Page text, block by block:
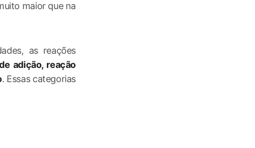
maior que na
as reações
adição, reação
. Essas categorias